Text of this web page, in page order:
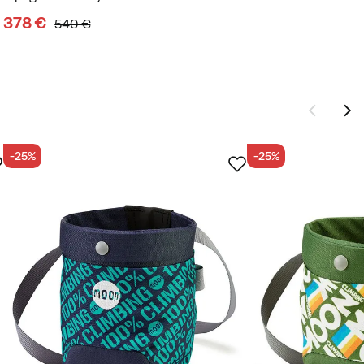
378 € 540 €
-25% -25%